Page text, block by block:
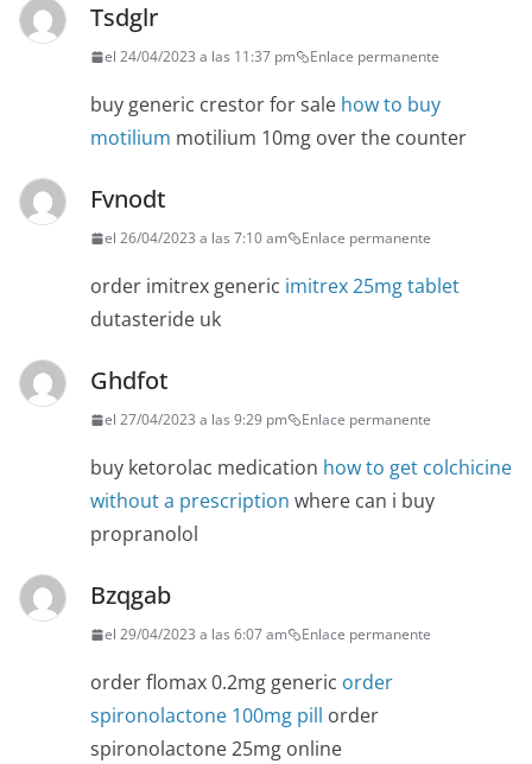
Tsdglr
el 24/04/2023 a las 11:37 pm Enlace permanente
buy generic crestor for sale how to buy
motilium motilium 10mg over the counter
Fvnodt
el 26/04/2023 a las 7:10 am Enlace permanente
order imitrex generic imitrex 25mg tablet
dutasteride uk
Ghdfot
el 27/04/2023 a las 9:29 pm Enlace permanente
buy ketorolac medication how to get colchicine
without a prescription where can i buy
propranolol
Bzqgab
el 29/04/2023 a las 6:07 am Enlace permanente
order flomax 0.2mg generic order
spironolactone 100mg pill order
spironolactone 25mg online